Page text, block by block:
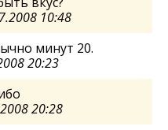
10:48
минут 20.
20:23
20:28